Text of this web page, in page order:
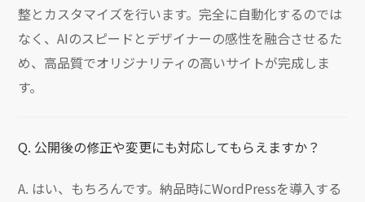
整とカスタマイズを行います。完全に自動化するのでは
なく、AIのスピードとデザイナーの感性を融合させるた
め、高品質でオリジナリティの高いサイトが完成しま
す。
Q. 公開後の修正や変更にも対応してもらえますか？
A. はい、もちろんです。納品時にWordPressを導入する